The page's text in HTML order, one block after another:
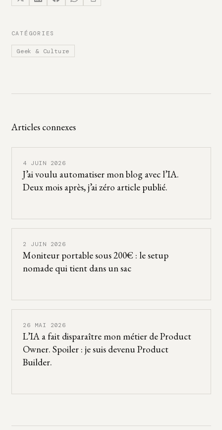
CATÉGORIES
Geek & Culture
Articles connexes
4 JUIN 2026
J’ai voulu automatiser mon blog avec l’IA.
Deux mois après, j’ai zéro article publié.
2 JUIN 2026
Moniteur portable sous 200€ : le setup
nomade qui tient dans un sac
26 MAI 2026
L’IA a fait disparaître mon métier de Product
Owner. Spoiler : je suis devenu Product
Builder.